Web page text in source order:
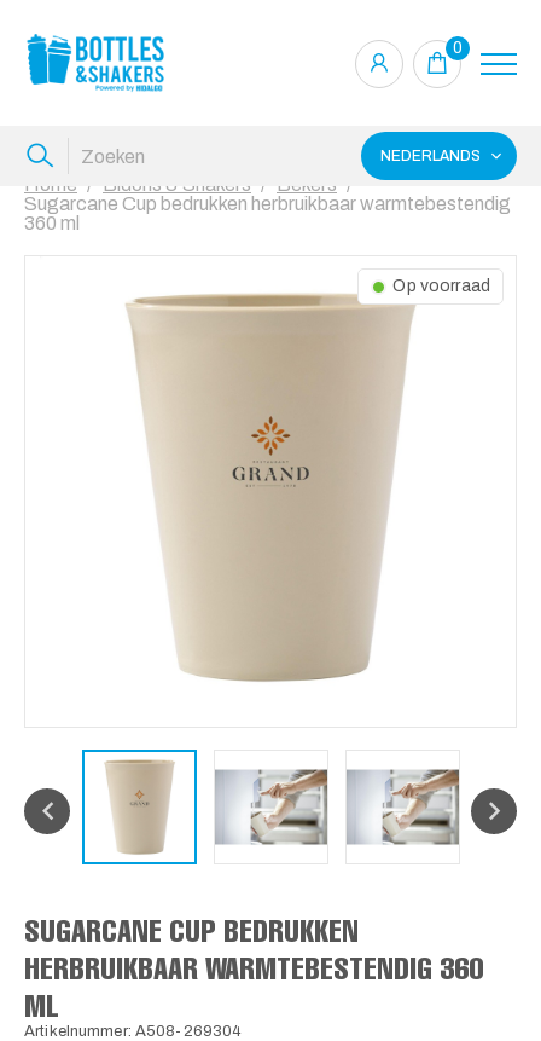
0
NEDERLANDS
Home Bidons & Shakers
Bekers
Sugarcane Cup bedrukken herbruikbaar warmtebestendig
360 ml
Op voorraad
SUGARCANE CUP BEDRUKKEN
HERBRUIKBAAR WARMTEBESTENDIG 360
ML
Artikelnummer: A508-269304